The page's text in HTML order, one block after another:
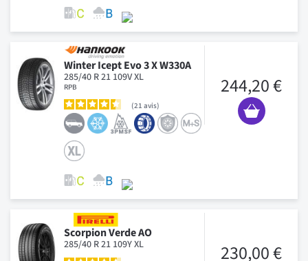
Winter Icept Evo 3 X W330A
285/40 R 21 109V XL
RPB
21 avis
244,20 €
Scorpion Verde AO
285/40 R 21 109Y XL 230,00 €